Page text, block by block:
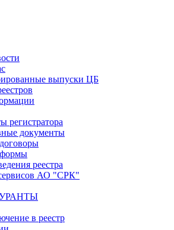
выпуски ЦБ
регистратора
документы
реестра
АО "СРК"
в реестр